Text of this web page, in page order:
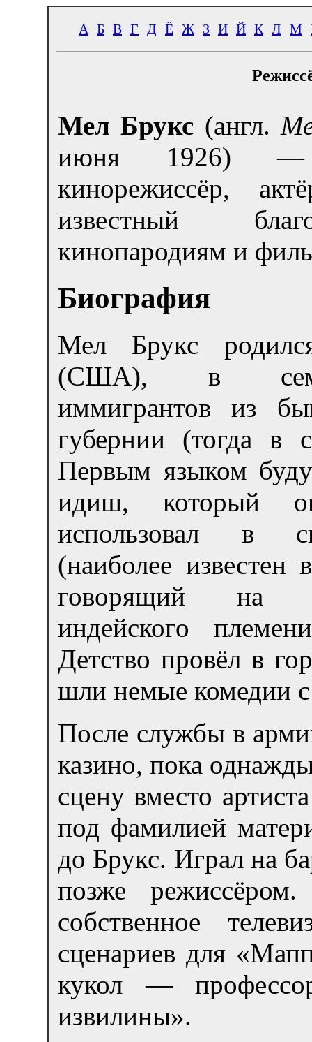
А Б В Г Д Ё Ж З И Й К Л М
Мел Брукс (англ.
июня 1926) —
кинорежиссёр,
известный
кинопародиям и
Биография
Мел Брукс
(США), в
иммигрантов из
губернии (тогда в
Первым языком
идиш, который
использовал в
(наиболее известен
говорящий на
индейского
Детство провёл в
шли немые комедии
После службы в
казино, пока
сцену вместо
под фамилией
до Брукс. Играл на
позже
собственное
сценариев для
кукол —
извилины».